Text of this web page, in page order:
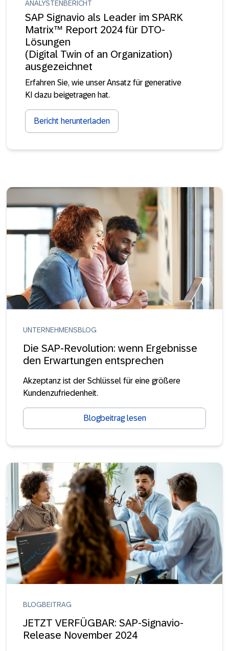
ANALYSTENBERICHT
SAP Signavio als Leader im SPARK
Matrix™ Report 2024 für DTO-
Lösungen
(Digital Twin of an Organization)
ausgezeichnet
Erfahren Sie, wie unser Ansatz für generative
KI dazu beigetragen hat.
Bericht herunterladen
UNTERNEHMENSBLOG
Die SAP-Revolution: wenn Ergebnisse
den Erwartungen entsprechen
Akzeptanz ist der Schlüssel für eine größere
Kundenzufriedenheit.
Blogbeitrag lesen
BLOGBEITRAG
JETZT VERFÜGBAR: SAP-Signavio-
Release November 2024